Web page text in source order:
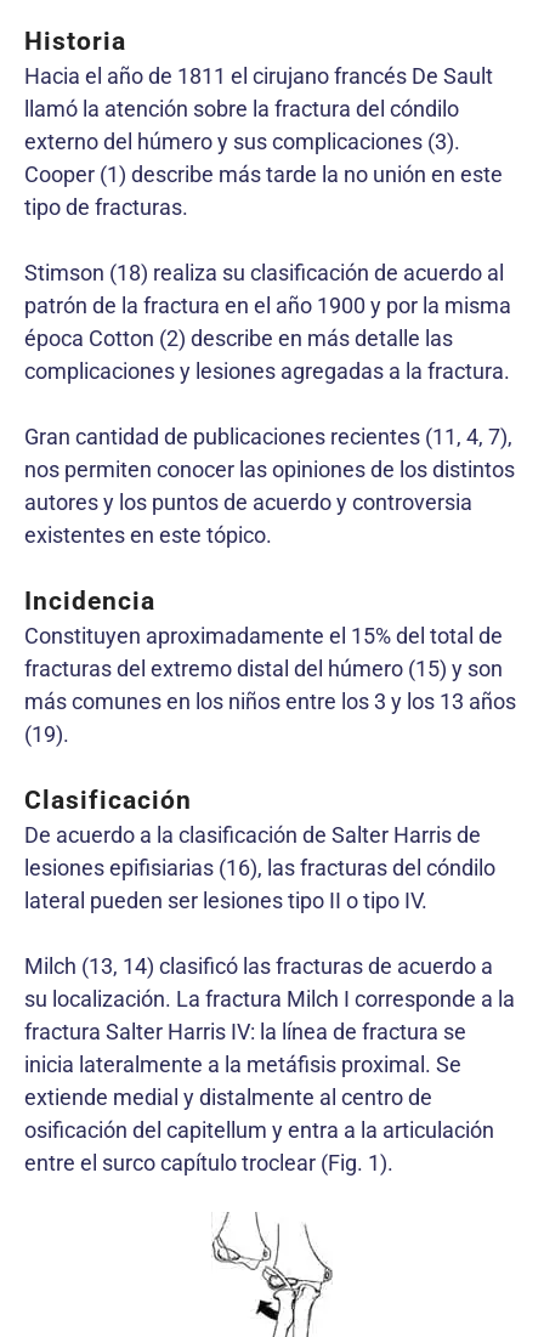
Historia
Hacia el año de 1811 el cirujano francés De Sault
llamó la atención sobre la fractura del cóndilo
externo del húmero y sus complicaciones (3).
Cooper (1) describe más tarde la no unión en este
tipo de fracturas.
Stimson (18) realiza su clasificación de acuerdo al
patrón de la fractura en el año 1900 y por la misma
época Cotton (2) describe en más detalle las
complicaciones y lesiones agregadas a la fractura.
Gran cantidad de publicaciones recientes (11, 4, 7),
nos permiten conocer las opiniones de los distintos
autores y los puntos de acuerdo y controversia
existentes en este tópico.
Incidencia
Constituyen aproximadamente el 15% del total de
fracturas del extremo distal del húmero (15) y son
más comunes en los niños entre los 3 y los 13 años
(19).
Clasificación
De acuerdo a la clasificación de Salter Harris de
lesiones epifisiarias (16), las fracturas del cóndilo
lateral pueden ser lesiones tipo II o tipo IV.
Milch (13, 14) clasificó las fracturas de acuerdo a
su localización. La fractura Milch I corresponde a la
fractura Salter Harris IV: la línea de fractura se
inicia lateralmente a la metáfisis proximal. Se
extiende medial y distalmente al centro de
osificación del capitellum y entra a la articulación
entre el surco capítulo troclear (Fig. 1).